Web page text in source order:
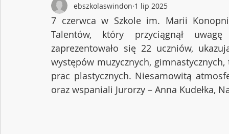
ebszkolaswindon 1 lip 2025
7 czerwca w Szkole im. Marii
Talentów, który przyciągnął
zaprezentowało się 22 uczniów,
występów muzycznych,
prac plastycznych. Niesamowitą
oraz wspaniali Jurorzy – Anna Kudełka,